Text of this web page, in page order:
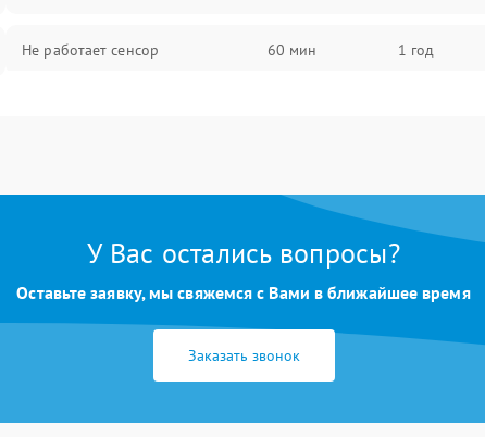
Не работает сенсор 60 мин 1 год
1 год
У Вас остались вопросы?
Оставьте заявку, мы свяжемся с Вами в ближайшее время
Заказать звонок